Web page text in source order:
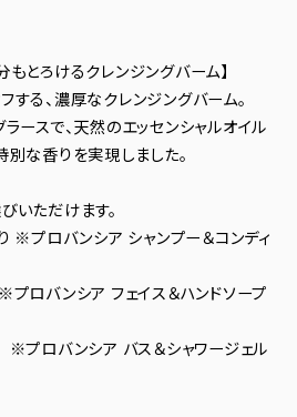
もとろけるクレンジングバーム】
する、濃厚なクレンジングバーム。
ースで、天然のエッセンシャルオイル
別な香りを実現しました。
いただけます。
※プロバンシア シャンプー＆コンディ
ロバンシア フェイス＆ハンドソープ
※プロバンシア バス＆シャワージェル